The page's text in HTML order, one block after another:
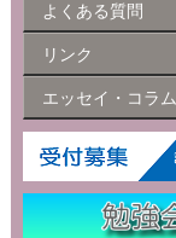
よくある質問
リンク
エッセイ・コラム